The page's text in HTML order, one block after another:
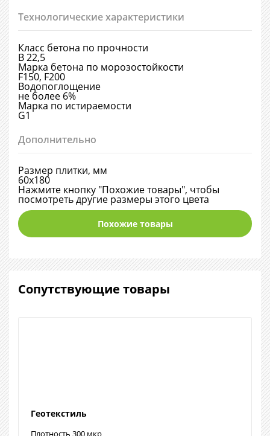
Технологические характеристики
Класс бетона по прочности
В 22,5
Марка бетона по морозостойкости
F150, F200
Водопоглощение
не более 6%
Марка по истираемости
G1
Дополнительно
Размер плитки, мм
60х180
Нажмите кнопку "Похожие товары", чтобы
посмотреть другие размеры этого цвета
Похожие товары
Сопутствующие товары
Геотекстиль
Плотность 300 мкр